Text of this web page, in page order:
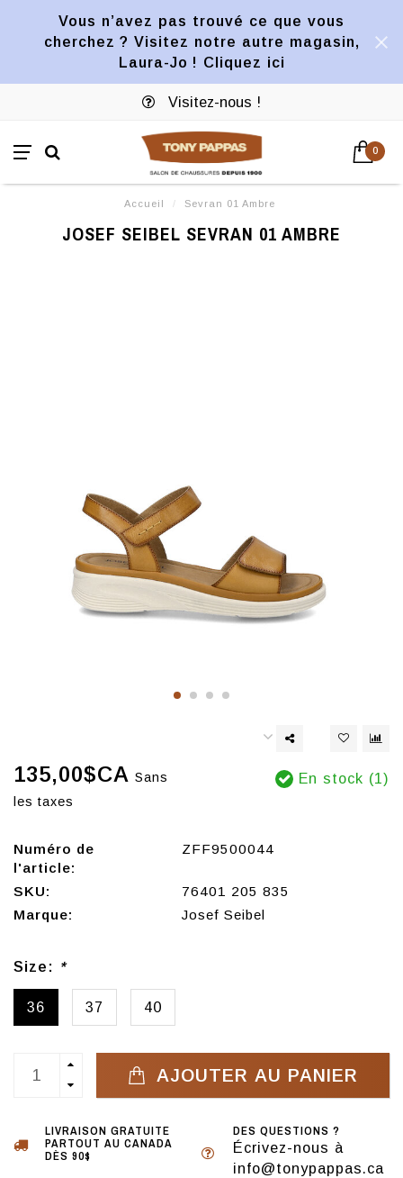
Vous n’avez pas trouvé ce que vous
cherchez ? Visitez notre autre magasin,
Laura-Jo ! Cliquez ici
Visitez-nous !
0
Accueil / Sevran 01 Ambre
JOSEF SEIBEL SEVRAN 01 AMBRE
135,00$CA Sans
les taxes
En stock (1)
Numéro de
l'article:
ZFF9500044
SKU:
76401 205 835
Marque:
Josef Seibel
Size: *
36 37 40
AJOUTER AU PANIER
LIVRAISON GRATUITE
PARTOUT AU CANADA
DÈS 90$
DES QUESTIONS ?
Écrivez-nous à
info@tonypappas.ca